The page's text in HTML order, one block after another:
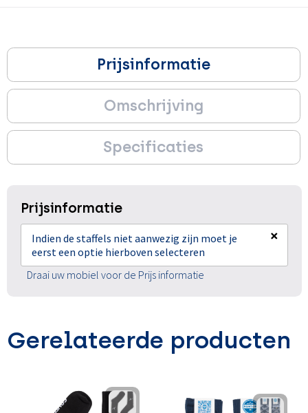
Prijsinformatie
Omschrijving
Specificaties
Prijsinformatie
Indien de staffels niet aanwezig zijn moet je
eerst een optie hierboven selecteren
×
Draai uw mobiel voor de Prijs informatie
Gerelateerde producten